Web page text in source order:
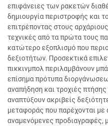
επιφάνειες των ρακετών
δημιουργία περιστροφής και
επιτρέποντας στους
τεχνικές από τα πρώτα τους
κατώτερο εξοπλισμό που
δεξιοτήτων. Προσεκτικά
πικκινμπολ περιλαμβάνουν
επίσημα πρότυπα
αναπήδηση και τροχιές
αναπτύξουν ακριβείς
μεταφοράς που παρέχονται με
αναμενόμενες προδιαγραφές,